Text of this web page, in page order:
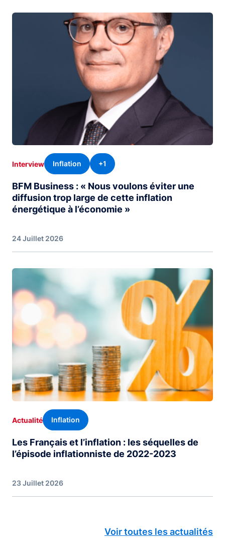
Image
Interview Inflation +1
BFM Business : « Nous voulons éviter une
diffusion trop large de cette inflation
énergétique à l’économie »
24 Juillet 2026
Image
Actualité Inflation
Les Français et l’inflation : les séquelles de
l’épisode inflationniste de 2022-2023
23 Juillet 2026
Voir toutes les actualités